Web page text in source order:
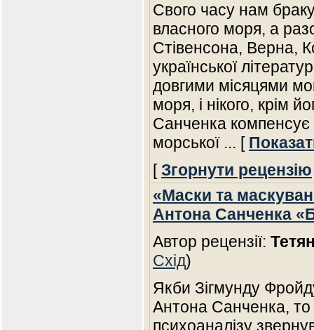
Свого часу нам
власного моря, а
Стівенсона, Верна,
української
довгими місяцями
моря, і нікого, крім
Санченка компенсує
морської ... [
[Згорнути рецензію
«Маски та
Антона Санченка
Автор рецензії:
Схід)
Якби Зігмунду
Антона Санченка,
психоаналізу